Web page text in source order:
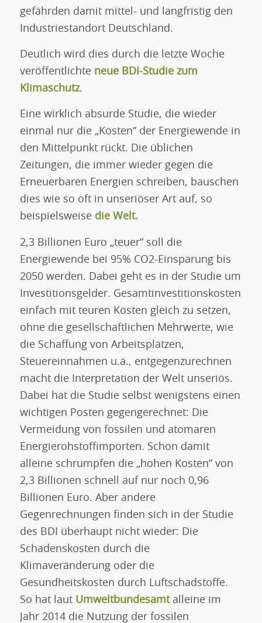
gefährden damit mittel- und langfristig den
Industriestandort Deutschland.
Deutlich wird dies durch die letzte Woche
veröffentlichte neue BDI-Studie zum
Klimaschutz.
Eine wirklich absurde Studie, die wieder
einmal nur die „Kosten“ der Energiewende in
den Mittelpunkt rückt. Die üblichen
Zeitungen, die immer wieder gegen die
Erneuerbaren Energien schreiben, bauschen
dies wie so oft in unseriöser Art auf, so
beispielsweise die Welt.
2,3 Billionen Euro „teuer“ soll die
Energiewende bei 95% CO2-Einsparung bis
2050 werden. Dabei geht es in der Studie um
Investitionsgelder. Gesamtinvestitionskosten
einfach mit teuren Kosten gleich zu setzen,
ohne die gesellschaftlichen Mehrwerte, wie
die Schaffung von Arbeitsplätzen,
Steuereinnahmen u.ä., entgegenzurechnen
macht die Interpretation der Welt unseriös.
Dabei hat die Studie selbst wenigstens einen
wichtigen Posten gegengerechnet: Die
Vermeidung von fossilen und atomaren
Energierohstoffimporten. Schon damit
alleine schrumpfen die „hohen Kosten“ von
2,3 Billionen schnell auf nur noch 0,96
Billionen Euro. Aber andere
Gegenrechnungen finden sich in der Studie
des BDI überhaupt nicht wieder: Die
Schadenskosten durch die
Klimaveränderung oder die
Gesundheitskosten durch Luftschadstoffe.
So hat laut Umweltbundesamtalleine im
Jahr 2014 die Nutzung der fossilen